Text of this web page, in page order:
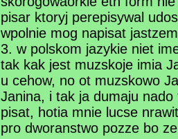
pisar ktoryj perepisywal
wpolnie mog napisat
3. w polskom jazykie niet
tak kak jest muzskoje imia
u cehow, no ot muzskowo
Janina, i tak ja dumaju nado
pisat, hotia mnie lucse
pro dworanstwo pozze bo